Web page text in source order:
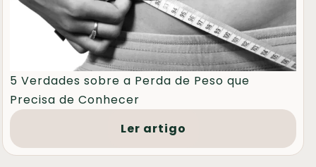
5 Verdades sobre a Perda de Peso que
Precisa de Conhecer
Ler artigo